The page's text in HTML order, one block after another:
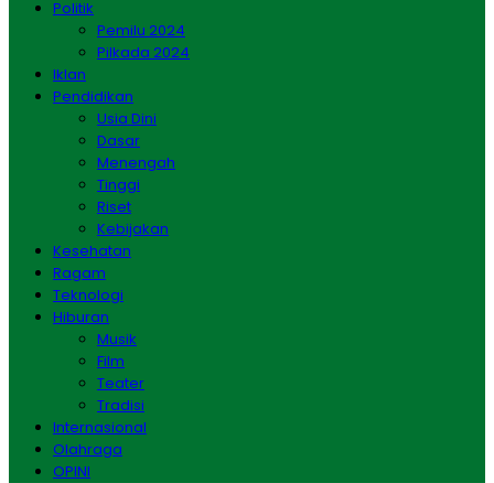
Politik
Pemilu 2024
Pilkada 2024
Iklan
Pendidikan
Usia Dini
Dasar
Menengah
Tinggi
Riset
Kebijakan
Kesehatan
Ragam
Teknologi
Hiburan
Musik
Film
Teater
Tradisi
Internasional
Olahraga
OPINI